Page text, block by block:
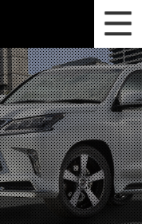
ニュース
ホイールラインナップ
関連製品
フォトギャラリー